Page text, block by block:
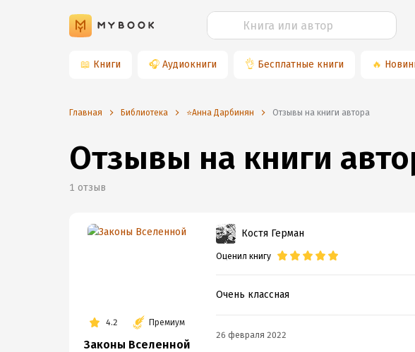
📖 Книги 🎧 Аудиокниги 👌 Бесплатные книги 🔥
Главная Библиотека ⭐️Анна Дарбинян Отзывы на книги автора
Отзывы на книги
1 отзыв
4.2 Премиум
Законы Вселенной
Костя Герман
Оценил книгу
Очень классная
26 февраля 2022